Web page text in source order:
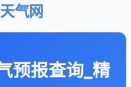
气网
预报查询_精